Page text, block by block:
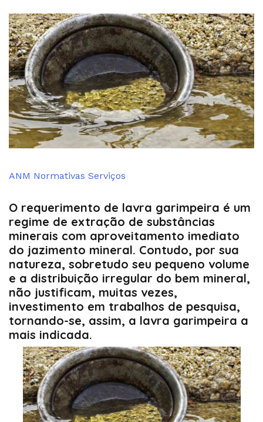
ANM Normativas Serviços
by
Administrador
O requerimento de lavra garimpeira é um
regime de extração de substâncias
minerais com aproveitamento imediato
do jazimento mineral. Contudo, por sua
natureza, sobretudo seu pequeno volume
e a distribuição irregular do bem mineral,
não justificam, muitas vezes,
investimento em trabalhos de pesquisa,
tornando-se, assim, a lavra garimpeira a
mais indicada.